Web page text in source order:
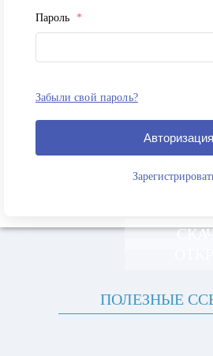
Пароль *
Забыли свой пароль?
Авторизация
ПОЛЕЗНЫЕ